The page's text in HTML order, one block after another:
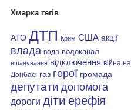
Хмарка тегів
АТО ДТП Крим США акції
влада вода водоканал
вшанування відключення війна на
Донбасі газ герої громада
депутати допомога
дороги діти ерефія